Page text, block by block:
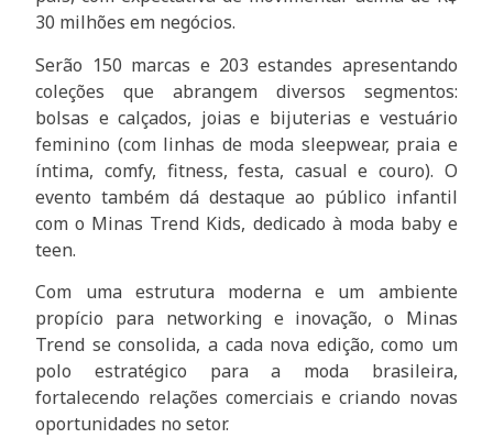
30 milhões em negócios.
Serão 150 marcas e 203 estandes apresentando
coleções que abrangem diversos segmentos:
bolsas e calçados, joias e bijuterias e vestuário
feminino (com linhas de moda sleepwear, praia e
íntima, comfy, fitness, festa, casual e couro). O
evento também dá destaque ao público infantil
com o Minas Trend Kids, dedicado à moda baby e
teen.
Com uma estrutura moderna e um ambiente
propício para networking e inovação, o Minas
Trend se consolida, a cada nova edição, como um
polo estratégico para a moda brasileira,
fortalecendo relações comerciais e criando novas
oportunidades no setor.